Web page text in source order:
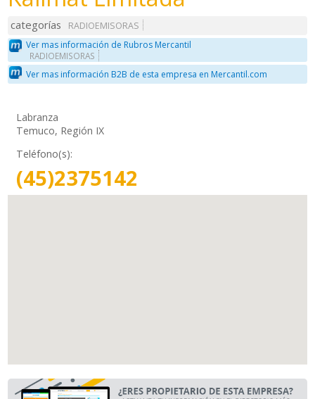
categorías
RADIOEMISORAS
Ver mas información de Rubros Mercantil
RADIOEMISORAS
Ver mas información B2B de esta empresa en Mercantil.com
Labranza
Temuco, Región IX
Teléfono(s):
(45)2375142